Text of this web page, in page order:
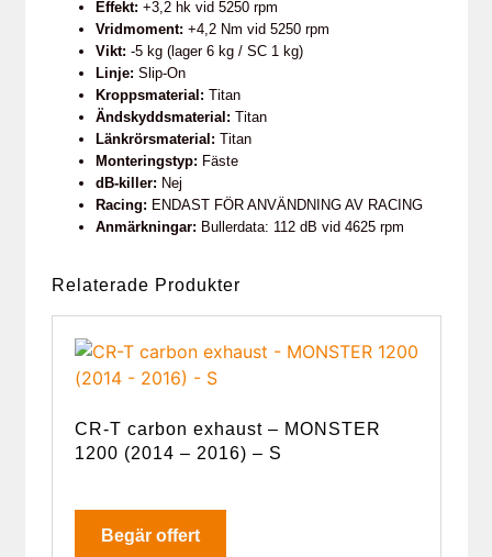
Effekt: +3,2 hk vid 5250 rpm
Vridmoment: +4,2 Nm vid 5250 rpm
Vikt: -5 kg (lager 6 kg / SC 1 kg)
Linje: Slip-On
Kroppsmaterial: Titan
Ändskyddsmaterial: Titan
Länkrörsmaterial: Titan
Monteringstyp: Fäste
dB-killer: Nej
Racing: ENDAST FÖR ANVÄNDNING AV RACING
Anmärkningar: Bullerdata: 112 dB vid 4625 rpm
Relaterade Produkter
CR-T carbon exhaust – MONSTER
1200 (2014 – 2016) – S
Begär offert